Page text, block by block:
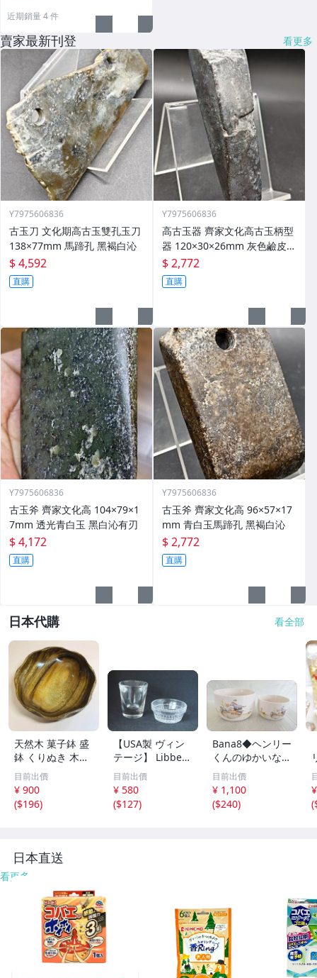
近期銷量 4 件
賣家最新刊登 看更多
Y7975606836
古玉刀 文化期高古玉雙孔玉刀
138×77mm 馬蹄孔 黑褐白沁
$ 4,592
直購
Y7975606836
高古玉器 齊家文化高古玉柄型
器 120×30×26mm 灰色鹼皮沁
有刃
$ 2,772
直購
Y7975606836
古玉斧 齊家文化高 104×79×1
7mm 透光青白玉 黑白沁有刃
$ 4,172
直購
Y7975606836
古玉斧 齊家文化高 96×57×17
mm 青白玉馬蹄孔 黑褐白沁
$ 2,772
直購
日本代購 看全部
天然木 菓子鉢 盛
鉢 くりぬき 木製
菓子器 サラダボ
ウル 和食器
目前出價
¥ 900
($196)
【USA製 ヴィン
テージ】 Libbey
リビー 2点セット
DURATUFF刻印有
ショットグラス
ラメキン アメリ
目前出價
¥ 580
($127)
Bana8◆ヘンリー
くんのゆかいな冒
険 ストッカー 2
個セット 蓋無し
保存容器 陶器 食
器 カントリー調
目前出價
¥ 1,100
($240)
(
日本直送
看更多